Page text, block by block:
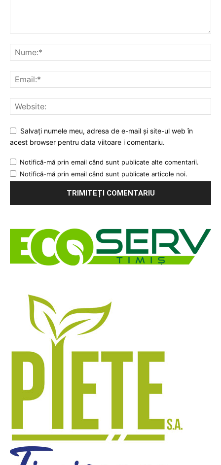
Salvați numele meu, adresa de e-mail și site-ul web în
acest browser pentru data viitoare i comentariu.
Notifică-mă prin email când sunt publicate alte comentarii.
Notifică-mă prin email când sunt publicate articole noi.